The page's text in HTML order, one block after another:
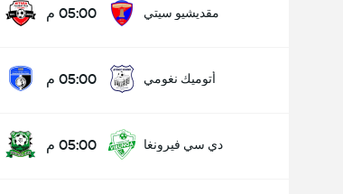
مقديشيو سيتي 05:00 م
أتوميك نغومي 05:00 م
دي سي فيرونغا 05:00 م